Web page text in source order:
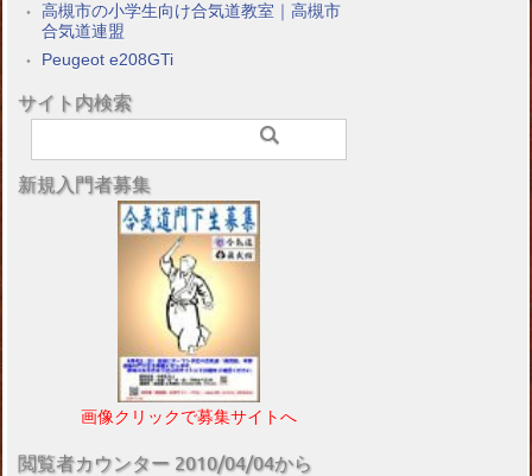
高槻市の小学生向け合気道教室｜高槻市
合気道連盟
Peugeot e208GTi
サイト内検索
新規入門者募集
画像クリックで募集サイトへ
閲覧者カウンター 2010/04/04から